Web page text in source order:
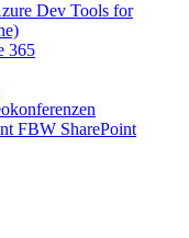
Dev Tools for
365
FBW SharePoint